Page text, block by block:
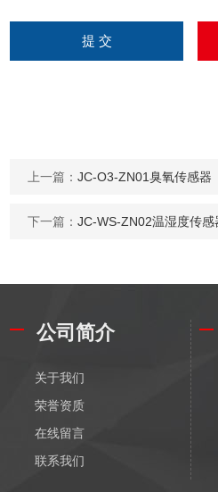
上一篇：JC-O3-ZN01臭氧传感器
下一篇：JC-WS-ZN02温湿度传感
公司简介
关于我们
荣誉资质
在线留言
联系我们